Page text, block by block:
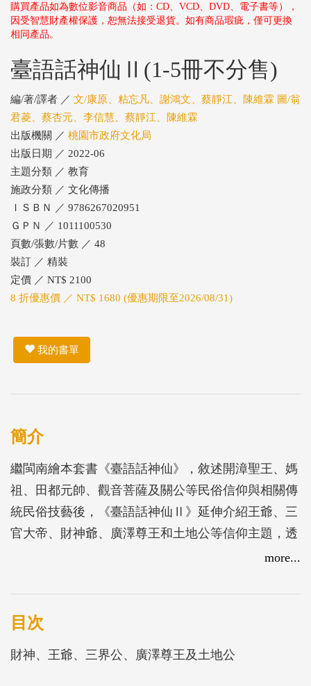
購買產品如為數位影音商品（如：CD、VCD、DVD、電子書等），
因受智慧財產權保護，恕無法接受退貨。如有商品瑕疵，僅可更換
相同產品。
臺語話神仙Ⅱ(1-5冊不分售)
編/著/譯者 ／ 文/康原、粘忘凡、謝鴻文、蔡靜江、陳維霖 圖/翁
君菱、蔡杏元、李信慧、蔡靜江、陳維霖
出版機關 ／ 桃園市政府文化局
出版日期 ／ 2022-06
主題分類 ／ 教育
施政分類 ／ 文化傳播
ＩＳＢＮ ／ 9786267020951
ＧＰＮ ／ 1011100530
頁數/張數/片數 ／ 48
裝訂 ／ 精裝
定價 ／ NT$ 2100
8 折優惠價 ／ NT$ 1680 (優惠期限至2026/08/31)
我的書單
簡介
繼閩南繪本套書《臺語話神仙》，敘述開漳聖王、媽
祖、田都元帥、觀音菩薩及關公等民俗信仰與相關傳
統民俗技藝後，《臺語話神仙Ⅱ》延伸介紹王爺、三
官大帝、財神爺、廣澤尊王和土地公等信仰主題，透
過插畫與視覺美術設計，將閩南文化的內涵加以轉化
而學習閩南語言。
more...
目次
財神、王爺、三界公、廣澤尊王及土地公